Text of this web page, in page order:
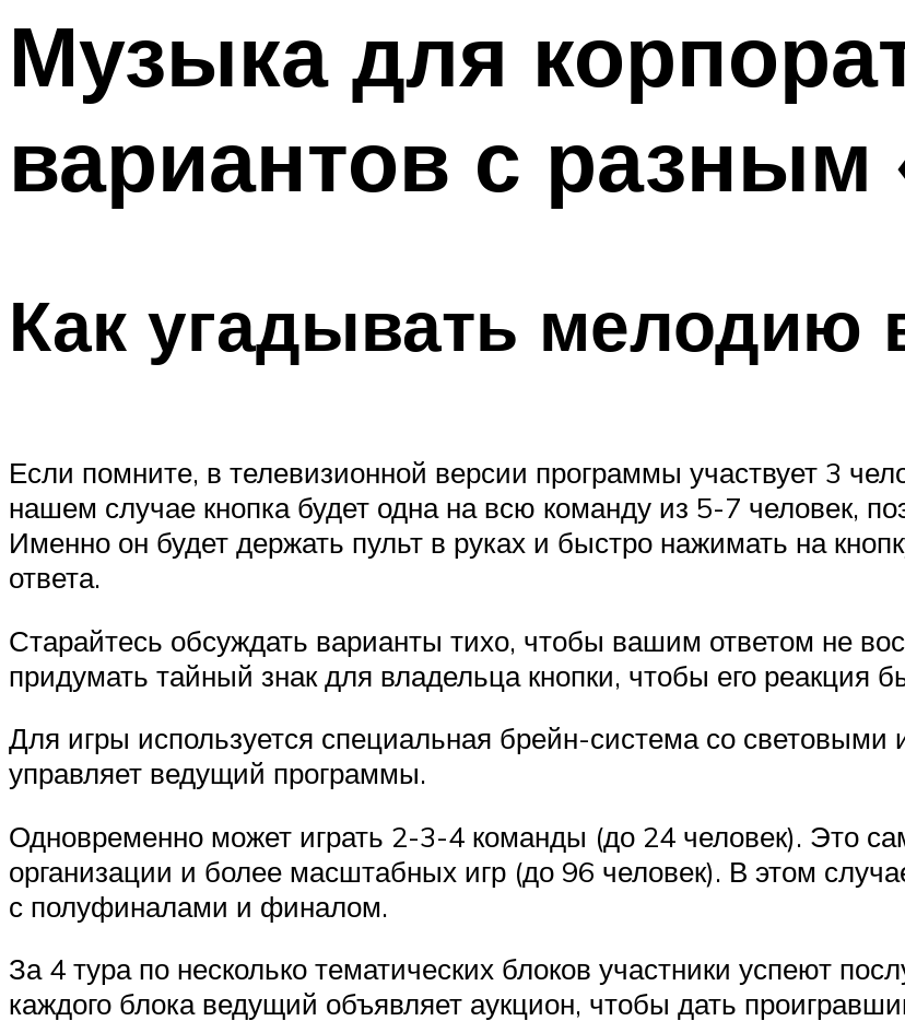
Музыка для
вариантов с разным
Как угадывать мелодию
Если помните, в телевизионной версии программы участвует 3
нашем случае кнопка будет одна на всю команду из 5-7 человек,
Именно он будет держать пульт в руках и быстро нажимать на
ответа.
Старайтесь обсуждать варианты тихо, чтобы вашим ответом не
придумать тайный знак для владельца кнопки, чтобы его реакция
Для игры используется специальная брейн-система со световыми
управляет ведущий программы.
Одновременно может играть 2-3-4 команды (до 24 человек). Это
организации и более масштабных игр (до 96 человек). В этом
с полуфиналами и финалом.
За 4 тура по несколько тематических блоков участники успеют
каждого блока ведущий объявляет аукцион, чтобы дать